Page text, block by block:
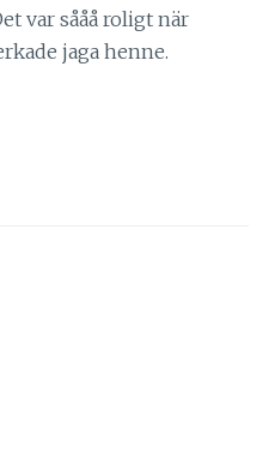
var sååå roligt när
jaga henne.